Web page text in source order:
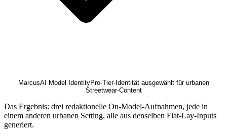
MarcusAI Model IdentityPro-Tier-Identität ausgewählt für urbanen
Streetwear-Content
Das Ergebnis: drei redaktionelle On-Model-Aufnahmen, jede in
einem anderen urbanen Setting, alle aus denselben Flat-Lay-Inputs
generiert.